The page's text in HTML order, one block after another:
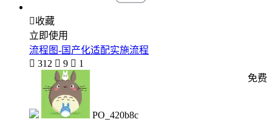
收藏
立即使用
流程图-国产化适配实施流程
 312  9  1
PO_420b8c
免费